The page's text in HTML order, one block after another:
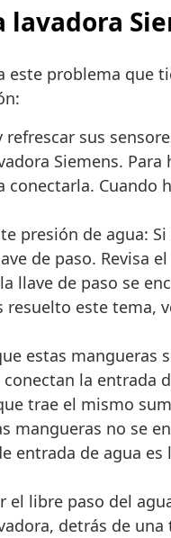
este problema que
sus
Siemens.
presión de agua:
de paso. Revisa
llave de paso se
este tema,
estas
la entrada
trae el mismo
mangueras no se
entrada de agua
libre paso del
detrás de